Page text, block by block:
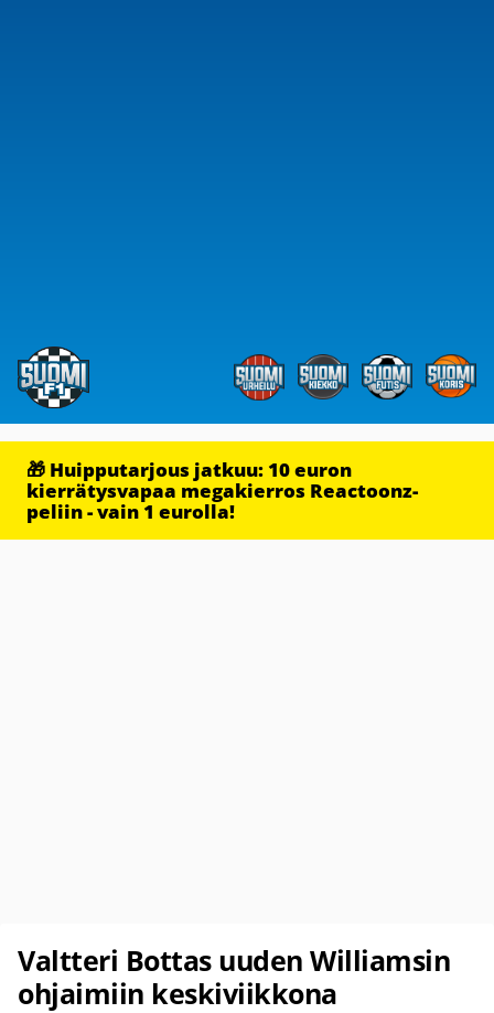
🎁 Huipputarjous jatkuu: 10 euron
kierrätysvapaa megakierros Reactoonz-
peliin - vain 1 eurolla!
Valtteri Bottas uuden Williamsin
ohjaimiin keskiviikkona